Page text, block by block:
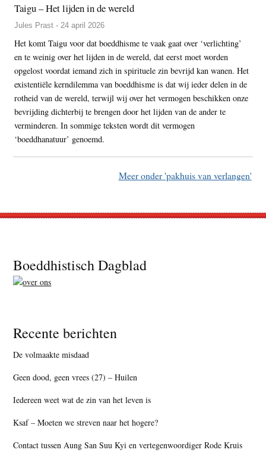
Taigu – Het lijden in de wereld
Jules Prast - 24 april 2026
Het komt Taigu voor dat boeddhisme te vaak gaat over ‘verlichting’
en te weinig over het lijden in de wereld, dat eerst moet worden
opgelost voordat iemand zich in spirituele zin bevrijd kan wanen. Het
existentiële kerndilemma van boeddhisme is dat wij ieder delen in de
rotheid van de wereld, terwijl wij over het vermogen beschikken onze
bevrijding dichterbij te brengen door het lijden van de ander te
verminderen. In sommige teksten wordt dit vermogen
‘boeddhanatuur’ genoemd.
Meer onder 'pakhuis van verlangen'
Footer
Boeddhistisch Dagblad
Recente berichten
De volmaakte misdaad
Geen dood, geen vrees (27) – Huilen
Iedereen weet wat de zin van het leven is
Ksaf – Moeten we streven naar het hogere?
Contact tussen Aung San Suu Kyi en vertegenwoordiger Rode Kruis